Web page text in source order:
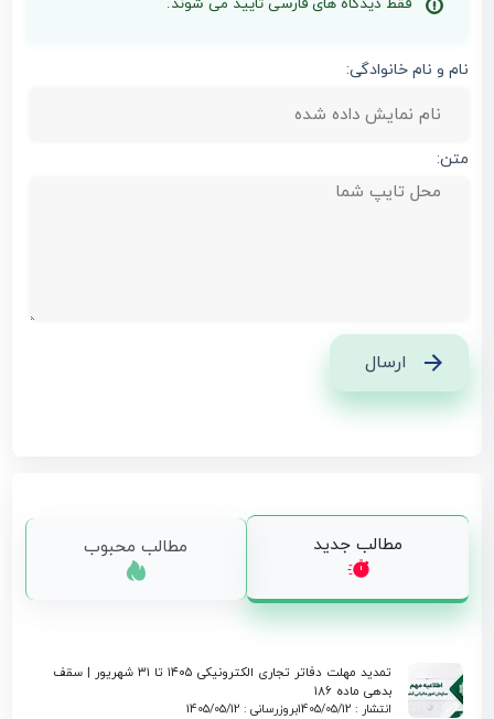
نام و نام خانوادگی:
متن:
ارسال
مطالب محبوب مطالب جدید
تمدید مهلت دفاتر تجاری الکترونیکی ۱۴۰۵ تا ۳۱ شهریور | سقف
بدهی ماده ۱۸۶
انتشار : 1405/05/12 بروزرسانی : 1405/05/12